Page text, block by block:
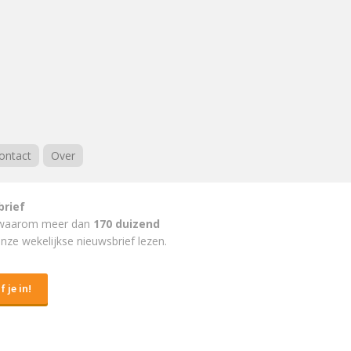
Over
meer dan 170 duizend
wekelijkse nieuwsbrief lezen.
je in!